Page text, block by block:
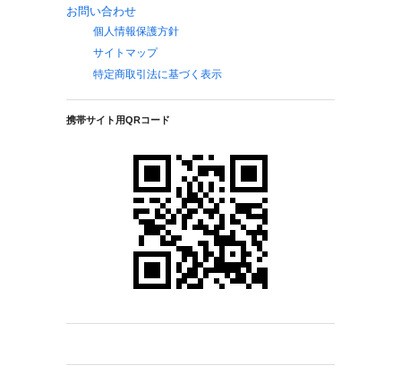
お問い合わせ
個人情報保護方針
サイトマップ
特定商取引法に基づく表示
携帯サイト用QRコード